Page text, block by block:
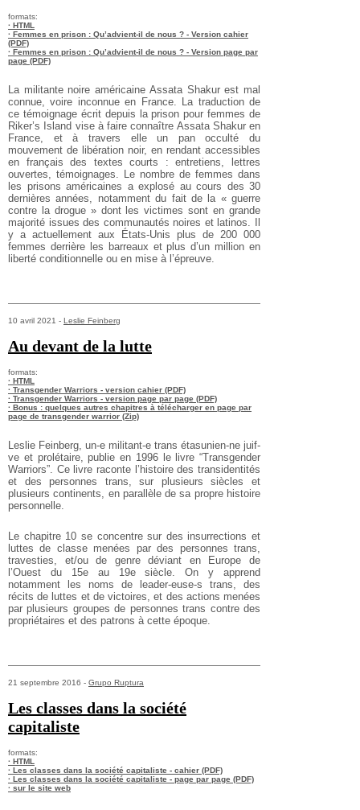
formats:
· HTML
· Femmes en prison : Qu’advient-il de nous ? - Version cahier
(PDF)
· Femmes en prison : Qu’advient-il de nous ? - Version page par
page (PDF)
La militante noire américaine Assata Shakur est mal
connue, voire inconnue en France. La traduction de
ce témoignage écrit depuis la prison pour femmes de
Riker’s Island vise à faire connaître Assata Shakur en
France, et à travers elle un pan occulté du
mouvement de libération noir, en rendant accessibles
en français des textes courts : entretiens, lettres
ouvertes, témoignages. Le nombre de femmes dans
les prisons américaines a explosé au cours des 30
dernières années, notamment du fait de la « guerre
contre la drogue » dont les victimes sont en grande
majorité issues des communautés noires et latinos. Il
y a actuellement aux États-Unis plus de 200 000
femmes derrière les barreaux et plus d’un million en
liberté conditionnelle ou en mise à l’épreuve.
10 avril 2021 - Leslie Feinberg
Au devant de la lutte
formats:
· HTML
· Transgender Warriors - version cahier (PDF)
· Transgender Warriors - version page par page (PDF)
· Bonus : quelques autres chapitres à télécharger en page par
page de transgender warrior (Zip)
Leslie Feinberg, un-e militant-e trans étasunien-ne juif-
ve et prolétaire, publie en 1996 le livre “Transgender
Warriors”. Ce livre raconte l’histoire des transidentités
et des personnes trans, sur plusieurs siècles et
plusieurs continents, en parallèle de sa propre histoire
personnelle.
Le chapitre 10 se concentre sur des insurrections et
luttes de classe menées par des personnes trans,
travesties, et/ou de genre déviant en Europe de
l’Ouest du 15e au 19e siècle. On y apprend
notamment les noms de leader-euse-s trans, des
récits de luttes et de victoires, et des actions menées
par plusieurs groupes de personnes trans contre des
propriétaires et des patrons à cette époque.
21 septembre 2016 - Grupo Ruptura
Les classes dans la société
capitaliste
formats:
· HTML
· Les classes dans la société capitaliste - cahier (PDF)
· Les classes dans la société capitaliste - page par page (PDF)
· sur le site web